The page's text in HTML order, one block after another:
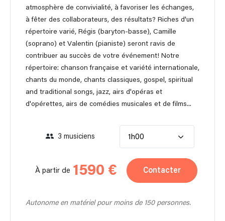
atmosphère de convivialité, à favoriser les échanges,
à fêter des collaborateurs, des résultats? Riches d'un
répertoire varié, Régis (baryton-basse), Camille
(soprano) et Valentin (pianiste) seront ravis de
contribuer au succès de votre événement! Notre
répertoire: chanson française et variété internationale,
chants du monde, chants classiques, gospel, spiritual
and traditional songs, jazz, airs d'opéras et
d'opérettes, airs de comédies musicales et de films...
3 musiciens 1h00
À partir de 1590 € Contacter
Autonome en matériel pour moins de 150 personnes.